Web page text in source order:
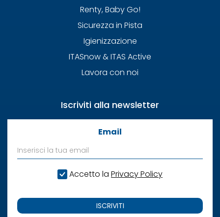
Renty, Baby Go!
Sicurezza in Pista
Igienizzazione
ITASnow & ITAS Active
Lavora con noi
Iscriviti alla newsletter
Email
Accetto la Privacy Policy
ISCRIVITI